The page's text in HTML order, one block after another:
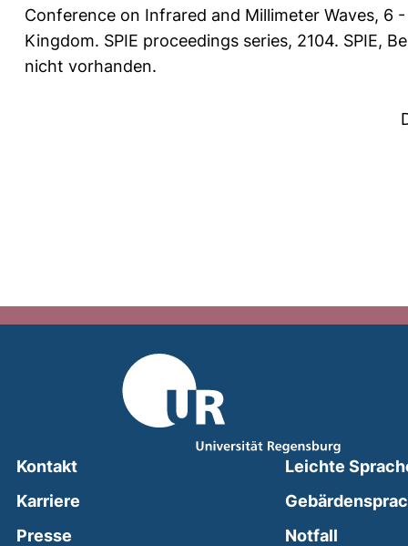
Conference on Infrared and Millimeter Waves, 6
Kingdom. SPIE proceedings series, 2104. SPIE,
nicht vorhanden.
Kontakt
Karriere
Presse
Leichte
Notfall